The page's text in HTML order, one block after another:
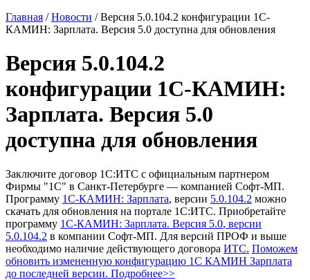
Главная /Новости /Версия 5.0.104.2 конфигурации 1С-
КАМИН: Зарплата. Версия 5.0 доступна для обновления
Версия 5.0.104.2
конфигурации 1С-КАМИН:
Зарплата. Версия 5.0
доступна для обновления
Заключите договор 1С:ИТС с официальным партнером
Фирмы "1С" в Санкт-Петербурге — компанией Софт-МП.
Программу 1С-КАМИН: Зарплата, версии 5.0.104.2 можно
скачать для обновления на портале 1С:ИТС. Приобретайте
программу 1С-КАМИН: Зарплата. Версия 5.0, версии
5.0.104.2 в компании Софт-МП. Для версий ПРОФ и выше
необходимо наличие действующего договора ИТС. Поможем
обновить измененную конфигурацию 1С КАМИН Зарплата
до последней версии. Подробнее>>